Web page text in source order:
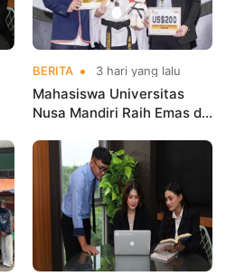
BERITA 3 hari yang lalu
Mahasiswa Universitas
Nusa Mandiri Raih Emas di
Indonesia Open
Championships 2026